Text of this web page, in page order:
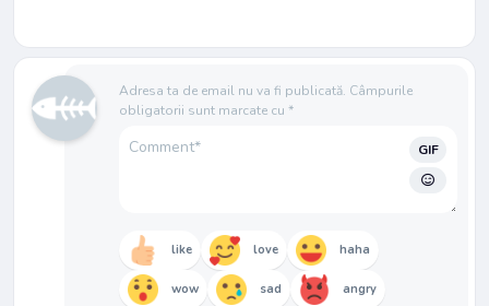
Adresa ta de email nu va fi publicată. Câmpurile
obligatorii sunt marcate cu *
GIF
like love haha
wow sad angry